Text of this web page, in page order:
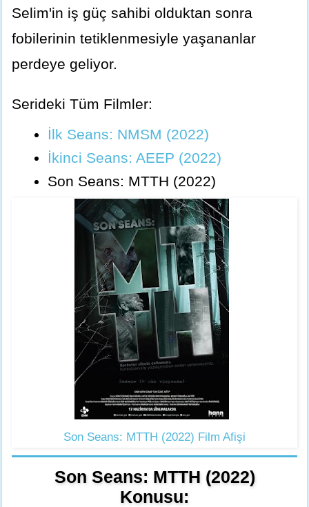
Selim'in iş güç sahibi olduktan sonra
fobilerinin tetiklenmesiyle yaşananlar
perdeye geliyor.
Serideki Tüm Filmler:
İlk Seans: NMSM (2022)
İkinci Seans: AEEP (2022)
Son Seans: MTTH (2022)
Son Seans: MTTH (2022) Film Afişi
Son Seans: MTTH (2022)
Konusu: